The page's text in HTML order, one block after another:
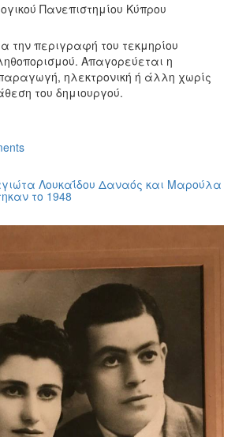
Πανεπιστημίου Κύπρου
την περιγραφή του τεκμηρίου
Απαγορεύεται η
ηλεκτρονική ή άλλη χωρίς
του δημιουργού.
Λουκαΐδου‎ Δαναός και Μαρούλα
το 1948